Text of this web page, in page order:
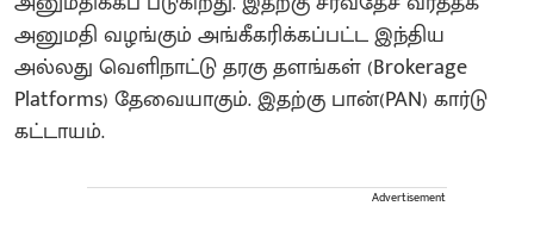
அனுமதி வழங்கும் அங்கீகரிக்கப்பட்ட இந்திய
அல்லது வெளிநாட்டு தரகு தளங்கள் (Brokerage
Platforms) தேவையாகும். இதற்கு பான்(PAN) கார்டு
கட்டாயம்.
Advertisement